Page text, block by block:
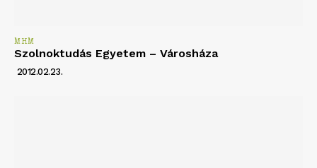
MHM
Szolnoktudás Egyetem – Városháza
2012.02.23.